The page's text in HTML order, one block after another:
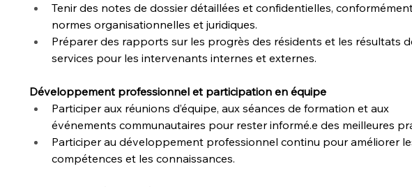
Tenir des notes de dossier détaillées et confidentielles,
normes organisationnelles et juridiques.
Préparer des rapports sur les progrès des résidents et les résultats
services pour les intervenants internes et externes.
Développement professionnel et participation en équipe
Participer aux réunions d’équipe, aux séances de formation et aux
événements communautaires pour rester informé.e des meilleures
Participer au développement professionnel continu pour améliorer
compétences et les connaissances.